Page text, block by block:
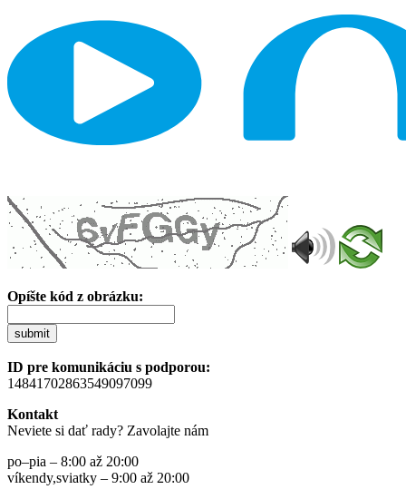
Opíšte kód z obrázku:
submit
ID pre komunikáciu s podporou:
14841702863549097099
Kontakt
Neviete si dať rady? Zavolajte nám
po–pia – 8:00 až 20:00
víkendy,sviatky – 9:00 až 20:00